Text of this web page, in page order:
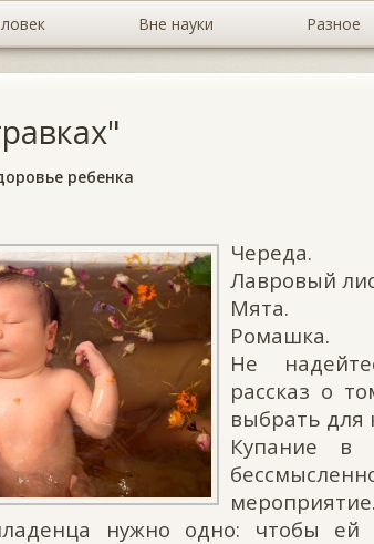
Вне науки Разное
ребенка
Череда.
Лавровый
Мята.
Ромашка.
Не
рассказ о
выбрать
Купание в
мероприятие.
нужно одно: чтобы